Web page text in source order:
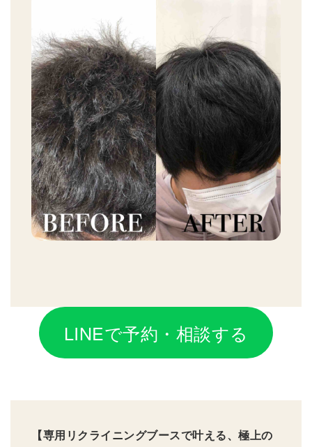
LINEで予約・相談する
【専用リクライニングブースで叶える、極上の